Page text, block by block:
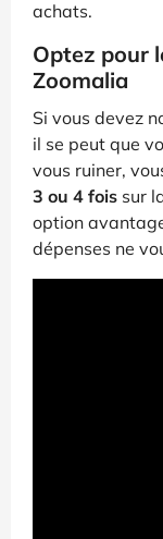
achats.
Optez pour
Zoomalia
Si vous devez
il se peut que
vous ruiner,
3 ou 4 fois sur
option
dépenses ne